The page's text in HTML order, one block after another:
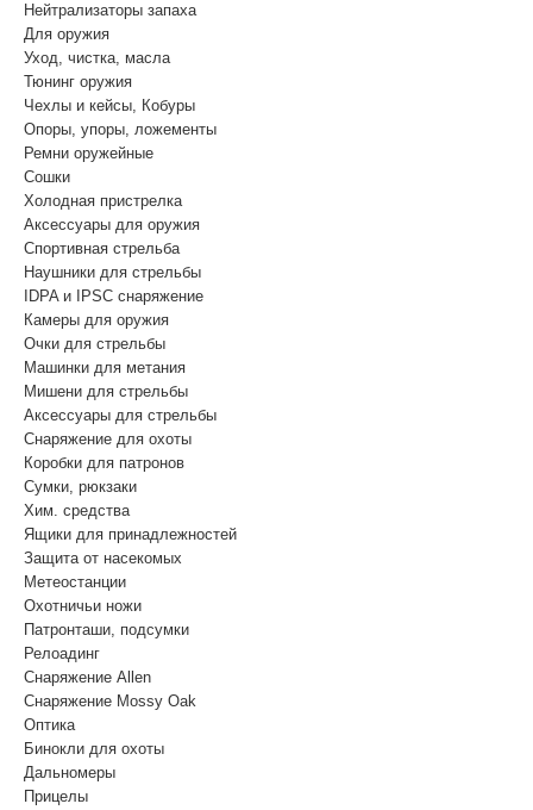
Нейтрализаторы запаха
Для оружия
Уход, чистка, масла
Тюнинг оружия
Чехлы и кейсы, Кобуры
Опоры, упоры, ложементы
Ремни оружейные
Сошки
Холодная пристрелка
Аксессуары для оружия
Спортивная стрельба
Наушники для стрельбы
IDPA и IPSC снаряжение
Камеры для оружия
Очки для стрельбы
Машинки для метания
Мишени для стрельбы
Аксессуары для стрельбы
Снаряжение для охоты
Коробки для патронов
Сумки, рюкзаки
Хим. средства
Ящики для принадлежностей
Защита от насекомых
Метеостанции
Охотничьи ножи
Патронташи, подсумки
Релоадинг
Снаряжение Allen
Снаряжение Mossy Oak
Оптика
Бинокли для охоты
Дальномеры
Прицелы